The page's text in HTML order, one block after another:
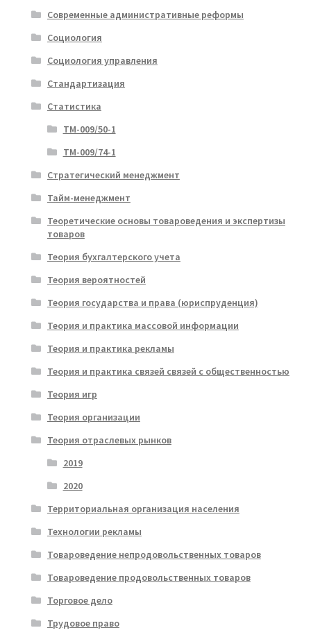
Современные административные реформы
Социология
Социология управления
Стандартизация
Статистика
ТМ-009/50-1
ТМ-009/74-1
Стратегический менеджмент
Тайм-менеджмент
Теоретические основы товароведения и экспертизы
товаров
Теория бухгалтерского учета
Теория вероятностей
Теория государства и права (юриспруденция)
Теория и практика массовой информации
Теория и практика рекламы
Теория и практика связей связей с общественностью
Теория игр
Теория организации
Теория отраслевых рынков
2019
2020
Территориальная организация населения
Технологии рекламы
Товароведение непродовольственных товаров
Товароведение продовольственных товаров
Торговое дело
Трудовое право